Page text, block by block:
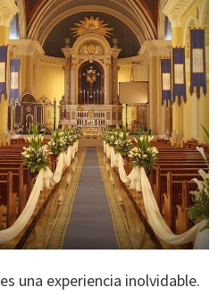
es una experiencia inolvidable.